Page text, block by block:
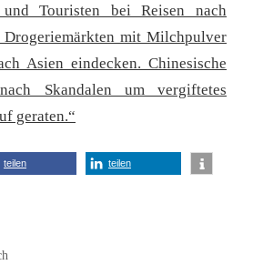
Touristen bei Reisen nach
Drogeriemärkten mit Milchpulver
Asien eindecken. Chinesische
Skandalen um vergiftetes
geraten.“
teilen teilen